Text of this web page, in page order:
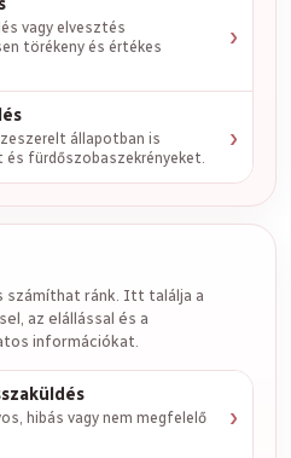
vagy elvesztés
törékeny és értékes
›
állapotban is
fürdőszobaszekrényeket.
›
ránk. Itt találja a
az elállással és a
információkat.
hibás vagy nem megfelelő
›